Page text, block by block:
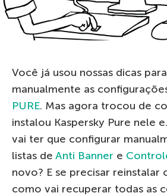
Você já usou nossas dicas
manualmente as
PURE. Mas agora trocou de
instalou Kaspersky Pure nele
vai ter que configurar
listas de Anti Banner e
novo? E se precisar reinstalar
como vai recuperar todas as